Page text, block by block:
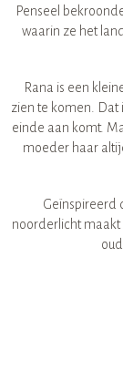
Penseel
waarin ze het
Rana is een
zien te komen. Dat
einde aan komt.
moeder haar
Geïnspireerd
noorderlicht